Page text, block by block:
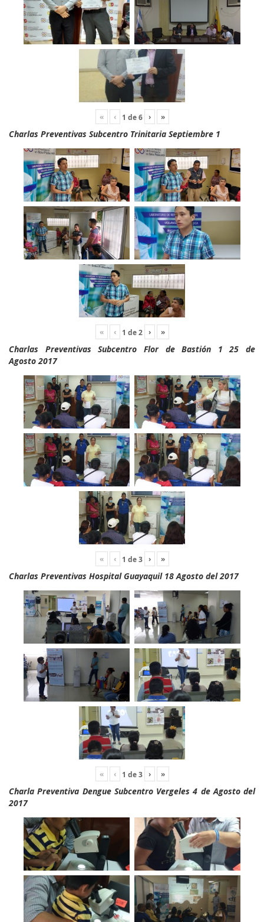
« ‹ 1 de6 › »
Charlas Preventivas Subcentro Trinitaria Septiembre 1
« ‹ 1 de2 › »
Charlas Preventivas Subcentro Flor de Bastión 1 25 de
Agosto 2017
« ‹ 1 de3 › »
Charlas Preventivas Hospital Guayaquil 18 Agosto del 2017
« ‹ 1 de3 › »
Charla Preventiva Dengue Subcentro Vergeles 4 de Agosto del
2017